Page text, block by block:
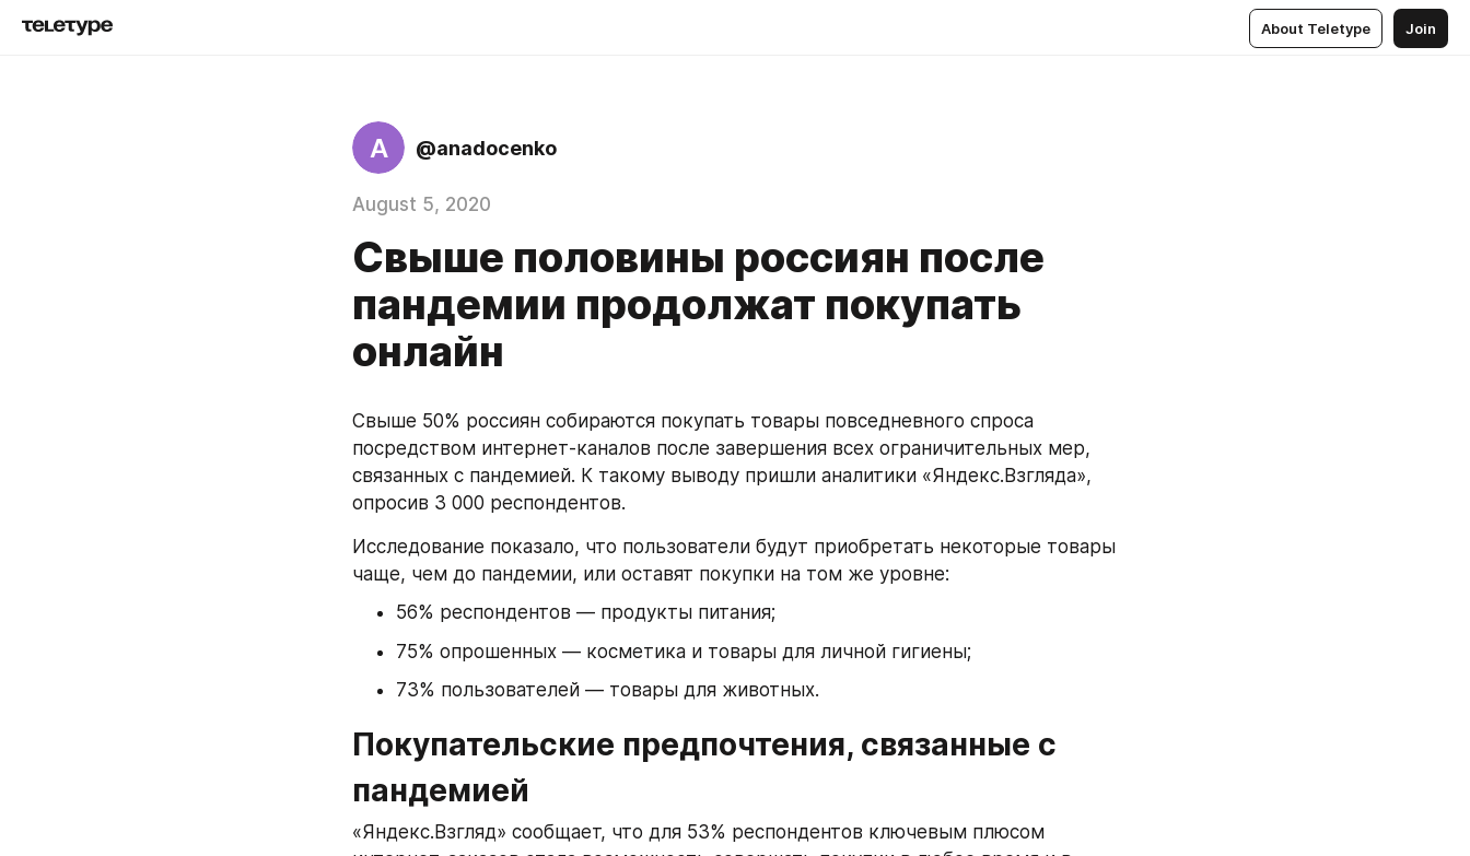
About Teletype Join
A @anadocenko
August 5, 2020
Свыше половины россиян после
пандемии продолжат покупать
онлайн
Свыше 50% россиян собираются покупать товары повседневного спроса
посредством интернет-каналов после завершения всех ограничительных мер,
связанных с пандемией. К такому выводу пришли аналитики «Яндекс.Взгляда»,
опросив 3 000 респондентов.
Исследование показало, что пользователи будут приобретать некоторые товары
чаще, чем до пандемии, или оставят покупки на том же уровне:
56% респондентов — продукты питания;
75% опрошенных — косметика и товары для личной гигиены;
73% пользователей — товары для животных.
Покупательские предпочтения, связанные с
пандемией
«Яндекс.Взгляд» сообщает, что для 53% респондентов ключевым плюсом